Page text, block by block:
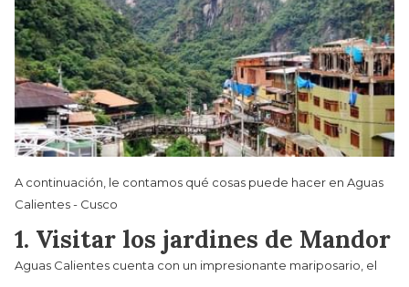
A continuación, le contamos qué cosas puede hacer en Aguas
Calientes - Cusco
1. Visitar los jardines de Mandor
Aguas Calientes cuenta con un impresionante mariposario, el